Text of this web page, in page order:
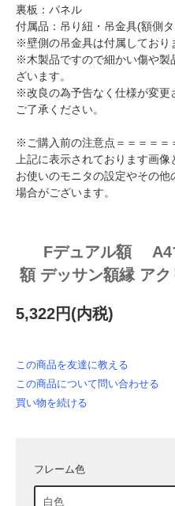
裏板：パネル
付属品：吊り紐・吊金具(額側
※壁側の吊金具は付属しており
※木製品ですので細かい傷や製
ざいます。
※改良の為予告なく仕様が変更
ご了承ください。
※ご購入前の注意点＝＝＝＝＝
上記に表示されております画像
お使いのモニタの設定やその
場合がございます。
Fデュアル額
額 デッサン額縁 ア
5,322円(内税)
この商品を友達に教える
この商品について問い合わせる
買い物を続ける
フレーム色